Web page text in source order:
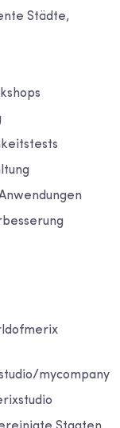
Städte,
mycompany